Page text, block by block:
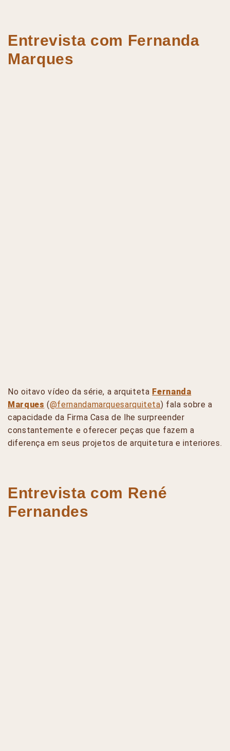
Entrevista com Fernanda
Marques
No oitavo vídeo da série, a arquiteta Fernanda
Marques (@fernandamarquesarquiteta) fala sobre a
capacidade da Firma Casa de lhe surpreender
constantemente e oferecer peças que fazem a
diferença em seus projetos de arquitetura e interiores.
Entrevista com René
Fernandes